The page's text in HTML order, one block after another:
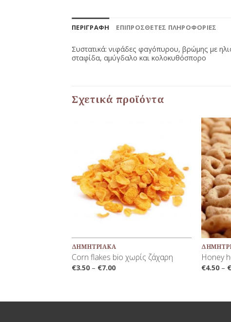
ΠΕΡΙΓΡΑΦΉ ΕΠΙΠΡΌΣΘΕΤΕΣ ΠΛΗΡΟΦΟΡΊΕΣ
Συστατικά: νιφάδες φαγόπυρου, βρώμης με
σταφίδα, αμύγδαλο και κολοκυθόσπορο
Σχετικά προϊόντα
στη Λίστα
Αγαπημένων
ΔΗΜΗΤΡΙΑΚΆ
Corn flakes bio χωρίς ζάχαρη
€3.50– €7.00
Honey
€4.50– €